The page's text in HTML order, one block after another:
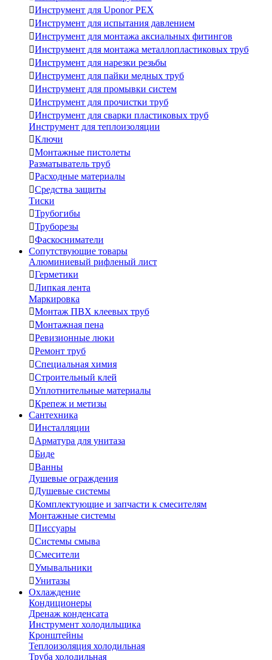
Инструмент для Uponor PEX
Инструмент для испытания давлением
Инструмент для монтажа аксиальных фитингов
Инструмент для монтажа металлопластиковых труб
Инструмент для нарезки резьбы
Инструмент для пайки медных труб
Инструмент для промывки систем
Инструмент для прочистки труб
Инструмент для сварки пластиковых труб
Инструмент для теплоизоляции
Ключи
Монтажные пистолеты
Разматыватель труб
Расходные материалы
Средства защиты
Тиски
Трубогибы
Труборезы
Фаскосниматели
Сопутствующие товары
Алюминиевый рифленый лист
Герметики
Липкая лента
Маркировка
Монтаж ПВХ клеевых труб
Монтажная пена
Ревизионные люки
Ремонт труб
Специальная химия
Строительный клей
Уплотнительные материалы
Крепеж и метизы
Сантехника
Инсталляции
Арматура для унитаза
Биде
Ванны
Душевые ограждения
Душевые системы
Комплектующие и запчасти к смесителям
Монтажные системы
Писсуары
Системы смыва
Смесители
Умывальники
Унитазы
Охлаждение
Кондиционеры
Дренаж конденсата
Инструмент холодильщика
Кронштейны
Теплоизоляция холодильная
Труба холодильная